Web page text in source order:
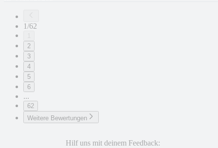
1/62
2
3
4
5
6
...
62
Weitere Bewertungen
Hilf uns mit deinem Feedback: